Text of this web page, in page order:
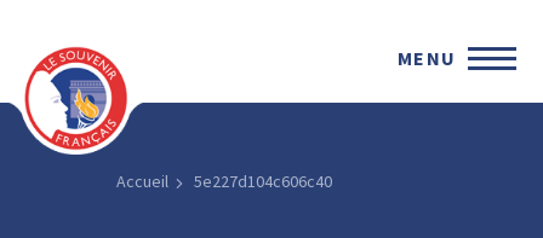
MENU
Accueil 5e227d104c606c40